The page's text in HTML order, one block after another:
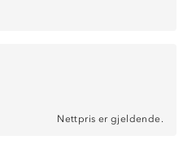
Nettpris er gjeldende.